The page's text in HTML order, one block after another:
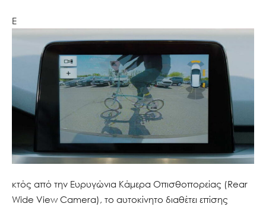
Ε
κτός από την Ευρυγώνια Κάμερα Οπισθοπορείας (Rear
Wide View Camera), το αυτοκίνητο διαθέτει επίσης